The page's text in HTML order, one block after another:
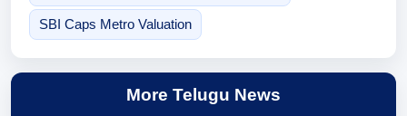
SBI Caps Metro Valuation
More Telugu News